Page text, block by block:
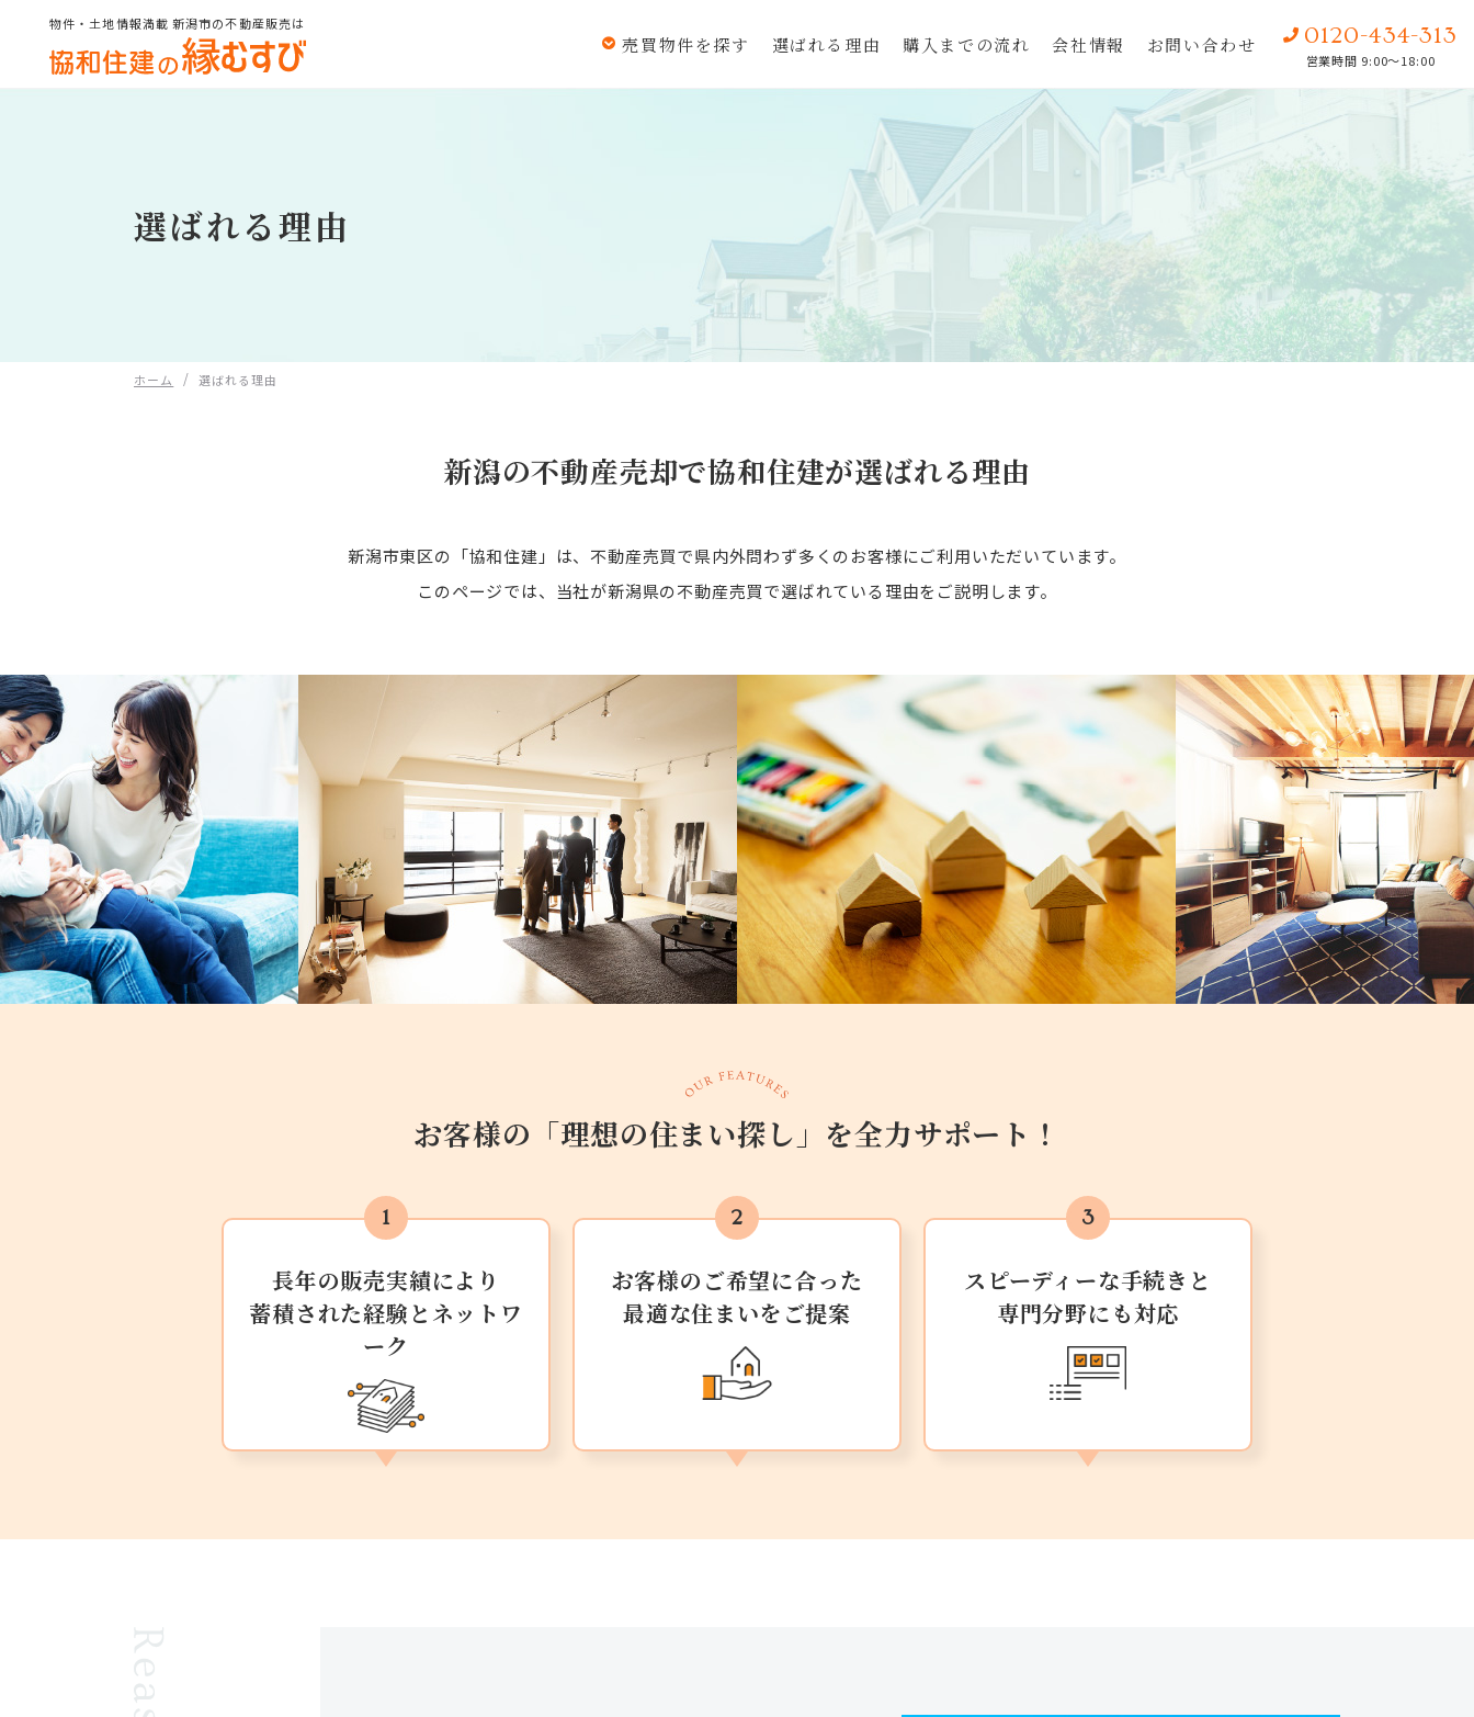
物件・土地情報満載 新潟市の不動産販売は
協和住建の縁むすび 売買物件を探す 選ばれる理由 購入までの流れ 会社情報 お問い合わせ 0120-434-313
営業時間 9:00〜18:00
選ばれる理由
ホーム / 選ばれる理由
新潟の不動産売却で協和住建が選ばれる理由
新潟市東区の「協和住建」は、不動産売買で県内外問わず多くのお客様にご利用いただいています。
このページでは、当社が新潟県の不動産売買で選ばれている理由をご説明します。
お客様の「理想の住まい探し」を全力サポート！
長年の販売実績により
蓄積された経験とネットワ
ーク
お客様のご希望に合った
最適な住まいをご提案
スピーディーな手続きと
専門分野にも対応